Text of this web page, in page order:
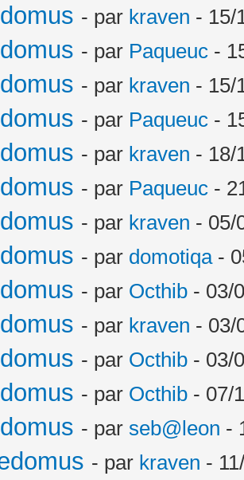
- par kraven - 15/
- par Paqueuc -
- par kraven - 15/
- par Paqueuc -
- par kraven - 18/
- par Paqueuc -
- par kraven - 05/
- par domotiqa-
- par Octhib - 03/
- par kraven - 03/
- par Octhib - 03/
- par Octhib - 07/
- par seb@leon -
- par kraven -